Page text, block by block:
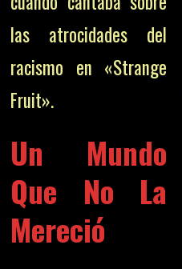
las atrocidades del
racismo en «Strange
Fruit».
Un Mundo
Que No La
Mereció